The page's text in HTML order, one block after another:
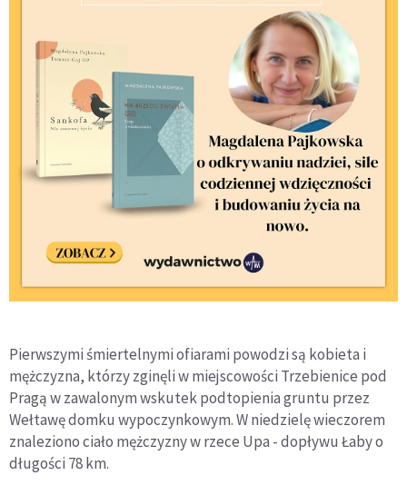
Pierwszymi śmiertelnymi ofiarami powodzi są kobieta i
mężczyzna, którzy zginęli w miejscowości Trzebienice pod
Pragą w zawalonym wskutek podtopienia gruntu przez
Wełtawę domku wypoczynkowym. W niedzielę wieczorem
znaleziono ciało mężczyzny w rzece Upa - dopływu Łaby o
długości 78 km.